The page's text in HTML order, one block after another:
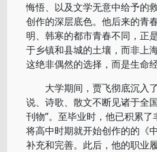
悔悟、以及文学无意中给予
创作的深层底色。他后来的青
明、韩寒的都市青春不同，正
于乡镇和县城的土壤，而非上
这绝非偶然的选择，而是生命
大学期间，贾飞彻底沉入了
说、诗歌、散文不断见诸于全
刊物”。至毕业时，他已积累
将高中时期就开始创作的的《
补充和完善。此后，他的职业